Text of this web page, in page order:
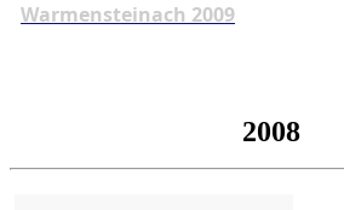
Warmensteinach 2009
2008